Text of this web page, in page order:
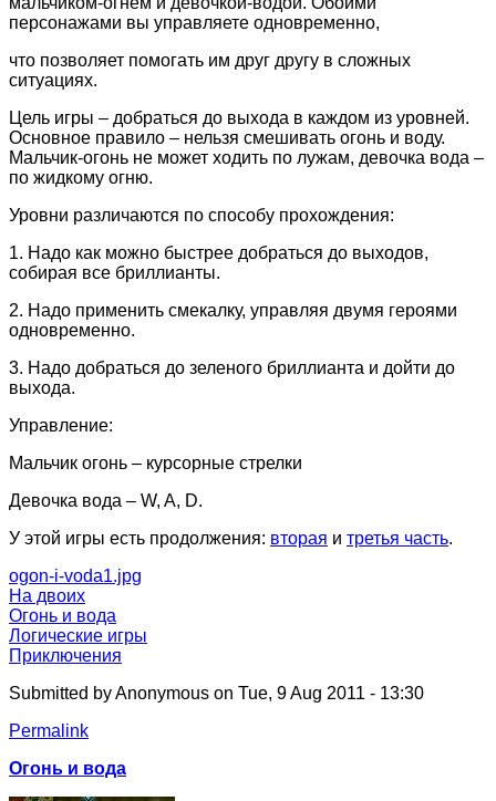
персонажами вы управляете одновременно,
что позволяет помогать им друг другу в сложных
ситуациях.
Цель игры – добраться до выхода в каждом из уровней.
Основное правило – нельзя смешивать огонь и воду.
Мальчик-огонь не может ходить по лужам, девочка вода –
по жидкому огню.
Уровни различаются по способу прохождения:
1. Надо как можно быстрее добраться до выходов,
собирая все бриллианты.
2. Надо применить смекалку, управляя двумя героями
одновременно.
3. Надо добраться до зеленого бриллианта и дойти до
выхода.
Управление:
Мальчик огонь – курсорные стрелки
Девочка вода – W, A, D.
У этой игры есть продолжения: вторая и третья часть.
ogon-i-voda1.jpg
На двоих
Огонь и вода
Логические игры
Приключения
Submitted byAnonymous on Tue, 9 Aug 2011 - 13:30
Permalink
Огонь и вода